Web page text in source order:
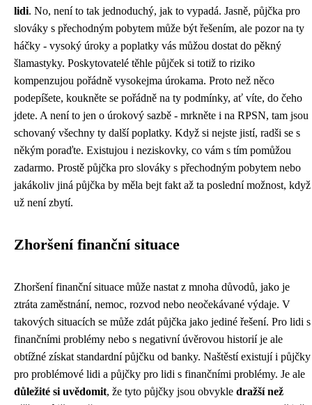
lidi. No, není to tak jednoduchý, jak to vypadá. Jasně, půjčka pro
slováky s přechodným pobytem může být řešením, ale pozor na ty
háčky - vysoký úroky a poplatky vás můžou dostat do pěkný
šlamastyky. Poskytovatelé těhle půjček si totiž to riziko
kompenzujou pořádně vysokejma úrokama. Proto než něco
podepíšete, koukněte se pořádně na ty podmínky, ať víte, do čeho
jdete. A není to jen o úrokový sazbě - mrkněte i na RPSN, tam jsou
schovaný všechny ty další poplatky. Když si nejste jistí, radši se s
někým poraďte. Existujou i neziskovky, co vám s tím pomůžou
zadarmo. Prostě půjčka pro slováky s přechodným pobytem nebo
jakákoliv jiná půjčka by měla bejt fakt až ta poslední možnost, když
už není zbytí.
Zhoršení finanční situace
Zhoršení finanční situace může nastat z mnoha důvodů, jako je
ztráta zaměstnání, nemoc, rozvod nebo neočekávané výdaje. V
takových situacích se může zdát půjčka jako jediné řešení. Pro lidi s
finančními problémy nebo s negativní úvěrovou historií je ale
obtížné získat standardní půjčku od banky. Naštěstí existují i ​​půjčky
pro problémové lidi a půjčky pro lidi s finančními problémy. Je ale
důležité si uvědomit, že tyto půjčky jsou obvykle dražší než